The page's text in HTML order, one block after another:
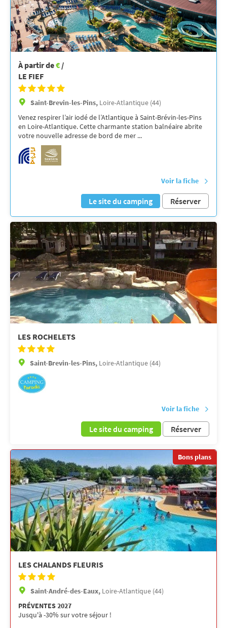
À partir de€ /
LE FIEF
Saint-Brevin-les-Pins, Loire-Atlantique (44)
Venez respirer l’air iodé de l’Atlantique à Saint-Brévin-les-Pins
en Loire-Atlantique. Cette charmante station balnéaire abrite
votre nouvelle adresse de bord de mer ...
Voir la fiche
Le site du camping Réserver
LES ROCHELETS
Saint-Brevin-les-Pins, Loire-Atlantique (44)
Voir la fiche
Le site du camping Réserver
Bons plans
LES CHALANDS FLEURIS
Saint-André-des-Eaux, Loire-Atlantique (44)
PRÉVENTES 2027
Jusqu'à -30% sur votre séjour !